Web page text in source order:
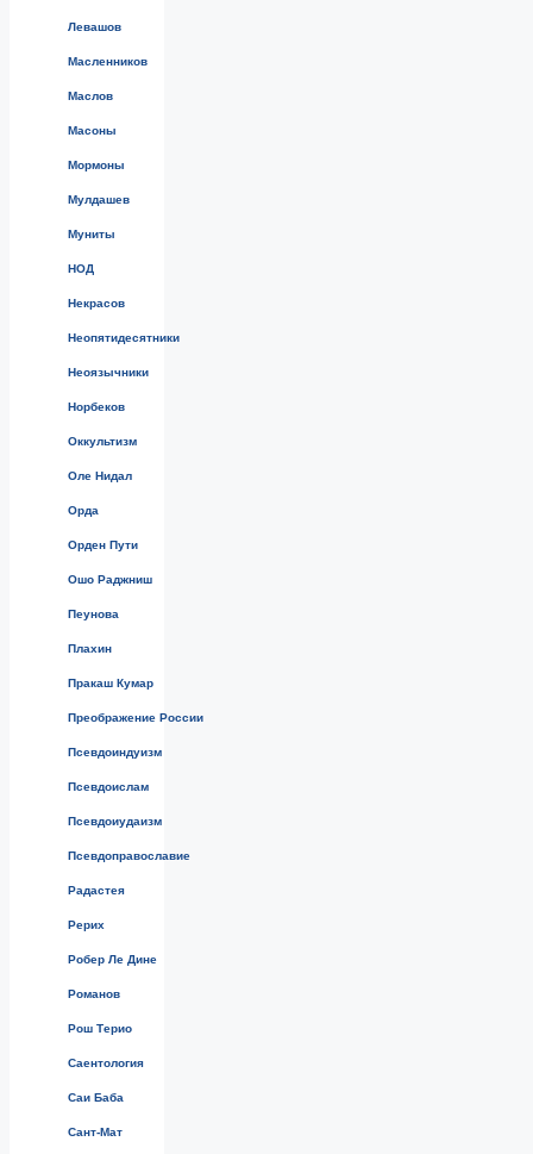
Левашов
Масленников
Маслов
Масоны
Мормоны
Мулдашев
Муниты
НОД
Некрасов
Неопятидесятники
Неоязычники
Норбеков
Оккультизм
Оле Нидал
Орда
Орден Пути
Ошо Раджниш
Пеунова
Плахин
Пракаш Кумар
Преображение России
Псевдоиндуизм
Псевдоислам
Псевдоиудаизм
Псевдоправославие
Радастея
Рерих
Робер Ле Дине
Романов
Рош Терио
Саентология
Саи Баба
Сант-Мат